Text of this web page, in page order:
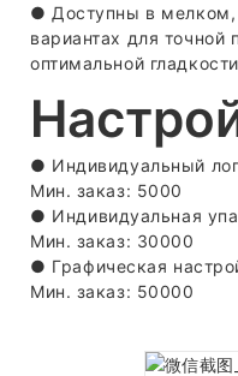
● Доступны в
вариантах для точной
оптимальной
● Индивидуальный
Мин. заказ: 5000
● Индивидуальная
Мин. заказ: 30000
● Графическая
Мин. заказ: 50000